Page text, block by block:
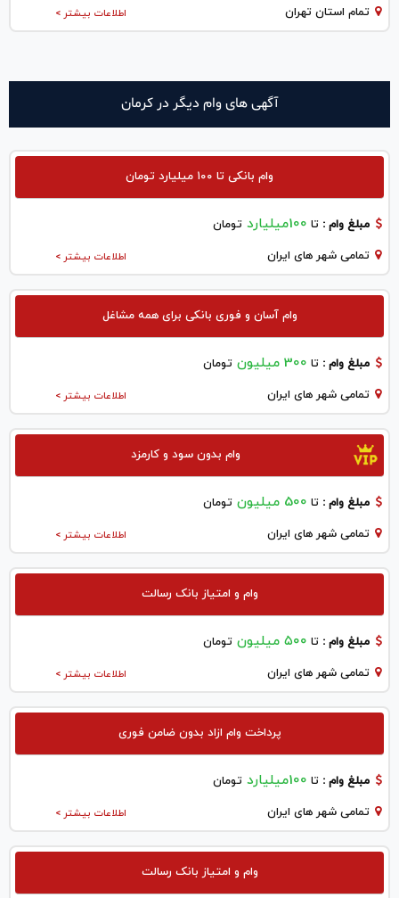
اطلاعات بیشتر > تمام استان تهران
آگهی های وام دیگر در كرمان
وام بانکی تا ۱۰۰ میلیارد تومان
مبلغ وام : تا 100میلیارد تومان
اطلاعات بیشتر > تمامی شهر های ایران
وام آسان و فوری بانکی برای همه مشاغل
مبلغ وام : تا 300 میلیون تومان
اطلاعات بیشتر > تمامی شهر های ایران
وام بدون سود و کارمزد
مبلغ وام : تا 500 میلیون تومان
اطلاعات بیشتر > تمامی شهر های ایران
وام و امتیاز بانک رسالت
مبلغ وام : تا ۵۰۰ میلیون تومان
اطلاعات بیشتر > تمامی شهر های ایران
پرداخت وام ازاد بدون ضامن فوری
مبلغ وام : تا 100میلیارد تومان
اطلاعات بیشتر > تمامی شهر های ایران
وام و امتیاز بانک رسالت